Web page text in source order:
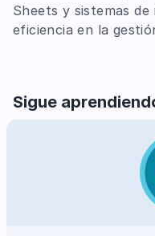
Sheets y sistemas
eficiencia en la
Sigue